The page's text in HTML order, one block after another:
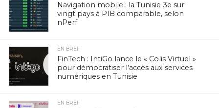
Navigation mobile : la Tunisie 3e sur
vingt pays à PIB comparable, selon
nPerf
EN BREF
FinTech : IntiGo lance le « Colis Virtuel »
pour démocratiser l’accès aux services
numériques en Tunisie
EN BREF